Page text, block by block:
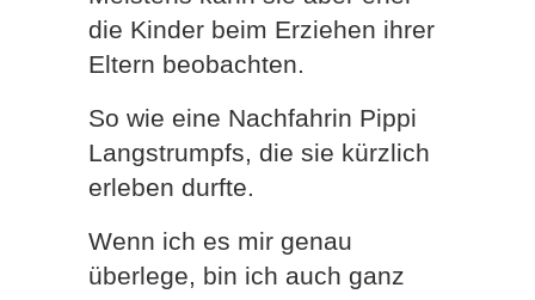
die Kinder beim Erziehen ihrer
Eltern beobachten.
So wie eine Nachfahrin Pippi
Langstrumpfs, die sie kürzlich
erleben durfte.
Wenn ich es mir genau
überlege, bin ich auch ganz